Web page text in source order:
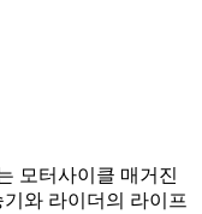
모터사이클 매거진
와 라이더의 라이프